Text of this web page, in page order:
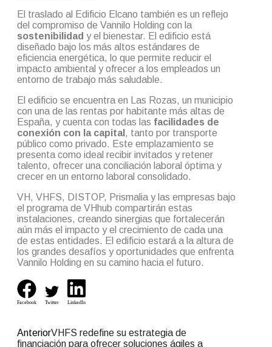
El traslado al Edificio Elcano también es un reflejo
del compromiso de Vannilo Holding con la
sostenibilidad y el bienestar. El edificio está
diseñado bajo los más altos estándares de
eficiencia energética, lo que permite reducir el
impacto ambiental y ofrecer a los empleados un
entorno de trabajo más saludable.
El edificio se encuentra en Las Rozas, un municipio
con una de las rentas por habitante más altas de
España, y cuenta con todas las facilidades de
conexión con la capital , tanto por transporte
público como privado. Este emplazamiento se
presenta como ideal recibir invitados y retener
talento, ofrecer una conciliación laboral óptima y
crecer en un entorno laboral consolidado.
VH, VHFS, DISTOP, Prismalia y las empresas bajo
el programa de VHhub compartirán estas
instalaciones, creando sinergias que fortalecerán
aún más el impacto y el crecimiento de cada una
de estas entidades. El edificio estará a la altura de
los grandes desafíos y oportunidades que enfrenta
Vannilo Holding en su camino hacia el futuro.
Facebook Twitter LinkedIn
AnteriorVHFS redefine su estrategia de
financiación para ofrecer soluciones ágiles a